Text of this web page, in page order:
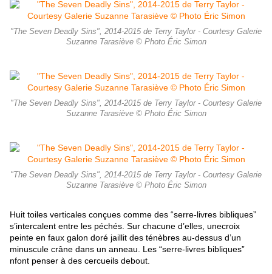
"The Seven Deadly Sins", 2014-2015 de Terry Taylor - Courtesy Galerie
Suzanne Tarasiève © Photo Éric Simon
"The Seven Deadly Sins", 2014-2015 de Terry Taylor - Courtesy Galerie
Suzanne Tarasiève © Photo Éric Simon
"The Seven Deadly Sins", 2014-2015 de Terry Taylor - Courtesy Galerie
Suzanne Tarasiève © Photo Éric Simon
Huit toiles verticales conçues comme des “serre-livres bibliques”
s’intercalent entre les péchés. Sur chacune d’elles, unecroix
peinte en faux galon doré jaillit des ténèbres au-dessus d’un
minuscule crâne dans un anneau. Les “serre-livres bibliques”
nfont penser à des cercueils debout.